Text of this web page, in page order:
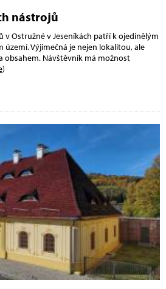
nástrojů
v Ostružné v Jeseníkách patří k ojedinělým
území. Výjimečná je nejen lokalitou, ale
obsahem. Návštěvník má možnost
)